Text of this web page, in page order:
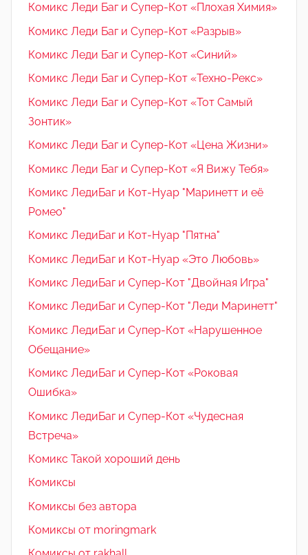
Комикс Леди Баг и Супер-Кот «Плохая Химия»
Комикс Леди Баг и Супер-Кот «Разрыв»
Комикс Леди Баг и Супер-Кот «Синий»
Комикс Леди Баг и Супер-Кот «Техно-Рекс»
Комикс Леди Баг и Супер-Кот «Тот Самый
Зонтик»
Комикс Леди Баг и Супер-Кот «Цена Жизни»
Комикс Леди Баг и Супер-Кот «Я Вижу Тебя»
Комикс ЛедиБаг и Кот-Нуар "Маринетт и её
Ромео"
Комикс ЛедиБаг и Кот-Нуар "Пятна"
Комикс ЛедиБаг и Кот-Нуар «Это Любовь»
Комикс ЛедиБаг и Супер-Кот "Двойная Игра"
Комикс ЛедиБаг и Супер-Кот "Леди Маринетт"
Комикс ЛедиБаг и Супер-Кот «Нарушенное
Обещание»
Комикс ЛедиБаг и Супер-Кот «Роковая
Ошибка»
Комикс ЛедиБаг и Супер-Кот «Чудесная
Встреча»
Комикс Такой хороший день
Комиксы
Комиксы без автора
Комиксы от moringmark